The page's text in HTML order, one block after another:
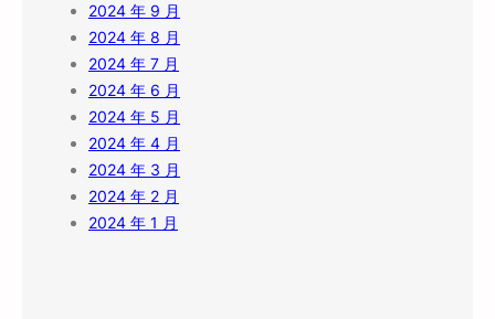
2024 年 9 月
2024 年 8 月
2024 年 7 月
2024 年 6 月
2024 年 5 月
2024 年 4 月
2024 年 3 月
2024 年 2 月
2024 年 1 月